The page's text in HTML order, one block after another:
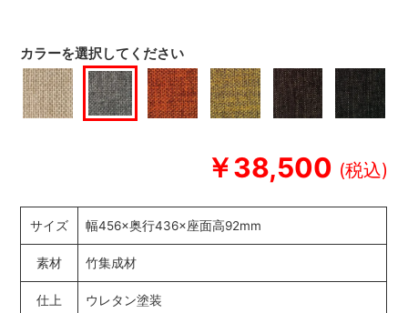
￥38,500
カラーを選択してください
サイズ 幅456×奥行436×座面高92mm
素材 竹集成材
仕上 ウレタン塗装